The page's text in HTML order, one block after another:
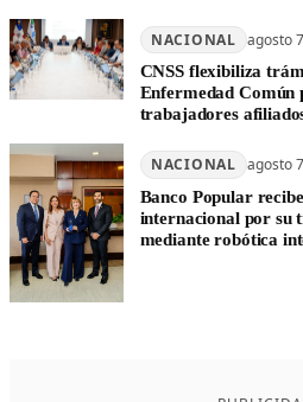
NACIONAL agosto
CNSS flexibiliza
Enfermedad Común
trabajadores
NACIONAL agosto
Banco Popular
internacional por su
mediante robótica